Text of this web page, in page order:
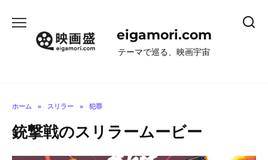
eigamori.com
テーマで巡る、映画宇宙
ホーム » スリラー » 犯罪
銃撃戦のスリラームービー